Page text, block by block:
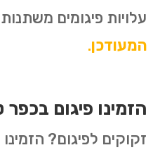
עלויות פיגומים
המעודכן.
הזמינו פיגום בכפר
זקוקים לפיגום?